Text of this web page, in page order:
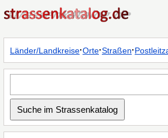
Länder/Landkreise·Orte·Straßen·